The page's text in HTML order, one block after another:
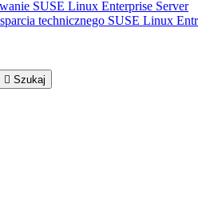
SUSE Linux Enterprise Server
technicznego SUSE Linux
 Szukaj